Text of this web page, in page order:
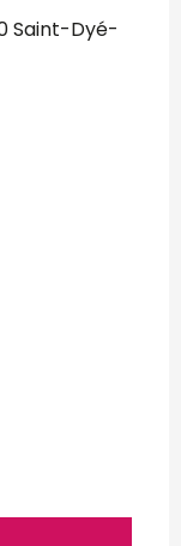
Saint-Dyé-